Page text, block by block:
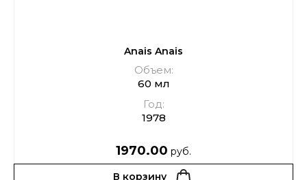
Anais Anais
Объем:
60 мл
Год:
1978
1970.00 руб.
В корзину